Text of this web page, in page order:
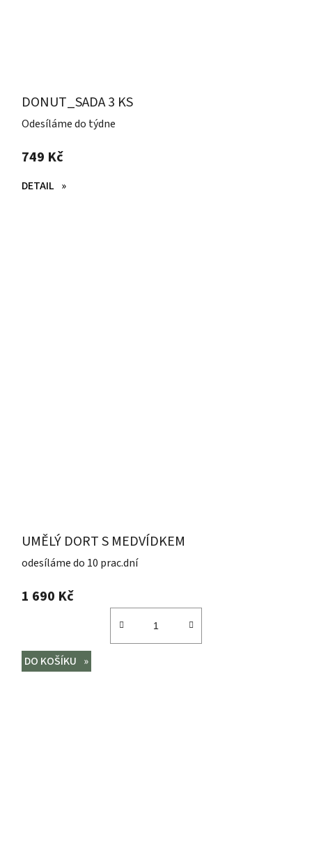
DONUT_SADA 3 KS
Odesíláme do týdne
749 Kč
DETAIL
UMĚLÝ DORT S MEDVÍDKEM
odesíláme do 10 prac.dní
1 690 Kč
DO KOŠÍKU